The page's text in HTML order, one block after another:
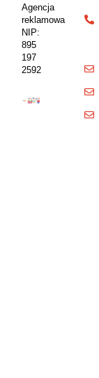
Agencja
reklamowa
NIP:
895
197
2592